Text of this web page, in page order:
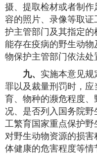
摄、提取检材或者制
容的照片、录像等取
护主管部门及其指定
能存在疫病的野生动
物保护主管部门依法处
九、 实施本意见
罪以及裁量刑罚时，
育、物种的濒危程度
况、是否列入国务院
工繁育国家重点保护野
对野生动物资源的损
体健康的危害程度等